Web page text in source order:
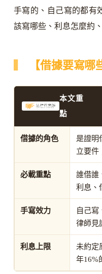
手寫的、自己寫的都有
該寫哪些、利息怎麼約
【借據要寫哪
本文重
點
借據的角色
是證明
立要件
必載重點
誰借誰
利息、
手寫效力
自己寫
律師見
利息上限
未約定
年16%